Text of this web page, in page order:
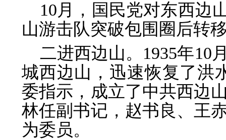
10月，国民党对东西边
山游击队突破包围圈后转
二进西边山。1935年10
城西边山，迅速恢复了洪
委指示，成立了中共西边
林任副书记，赵书良、王
为委员。